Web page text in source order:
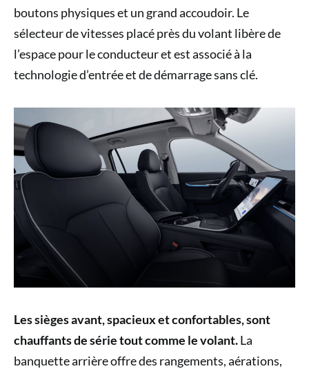
boutons physiques et un grand accoudoir. Le
sélecteur de vitesses placé près du volant libère de
l’espace pour le conducteur et est associé à la
technologie d’entrée et de démarrage sans clé.
Les sièges avant, spacieux et confortables, sont
chauffants de série tout comme le volant.La
banquette arrière offre des rangements, aérations,